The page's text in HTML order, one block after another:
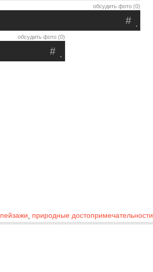
обсудить фото (0)
.
#
обсудить фото (0)
.
#
пейзажи природные достопримечательности